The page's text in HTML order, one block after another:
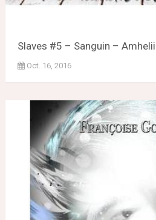
Slaves #5 – Sanguin –
Oct. 16, 2016